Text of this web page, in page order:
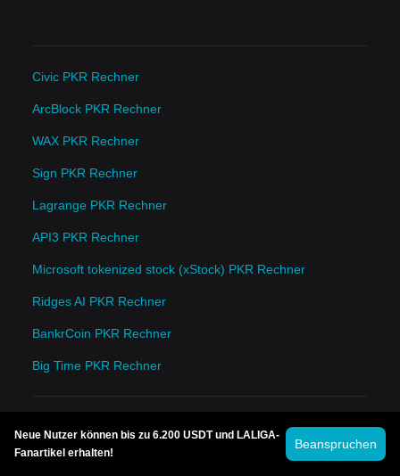
Civic PKR Rechner
ArcBlock PKR Rechner
WAX PKR Rechner
Sign PKR Rechner
Lagrange PKR Rechner
API3 PKR Rechner
Microsoft tokenized stock (xStock) PKR Rechner
Ridges AI PKR Rechner
BankrCoin PKR Rechner
Big Time PKR Rechner
Neue Nutzer können bis zu 6.200 USDT und LALIGA-
Fanartikel erhalten!
Beanspruchen